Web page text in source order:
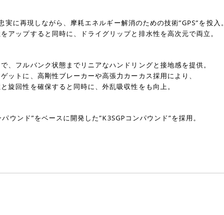
実に再現しながら、 摩耗エネルギー解消のための技術”GPS”を投入。
アップすると同時に、
ドライグリップと排水性を高次元で両立。
、 フルバンク状態までリニアなハンドリングと接地感を提供。
ットに、 高剛性ブレーカーや高張力カーカス採用により、
旋回性を確保すると同時に、外乱吸収性をも向上。
ウンド”をベースに開発した”K3SGPコンパウンド”を採用。